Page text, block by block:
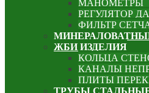
МАНОМЕТРЫ
РЕГУЛЯТОР
ФИЛЬТР
ЖБИ ИЗДЕЛИЯ
КОЛЬЦА
КАНАЛЫ
ПЛИТЫ
ТРУБЫ